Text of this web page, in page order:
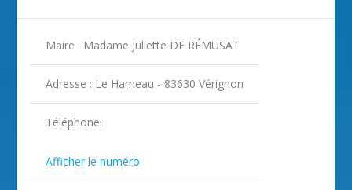
ILLUSTRATION VÉRIGNON ( 2 )
Maire : Madame Juliette DE RÉMUSAT
Adresse : Le Hameau - 83630 Vérignon
Téléphone :
Afficher le numéro